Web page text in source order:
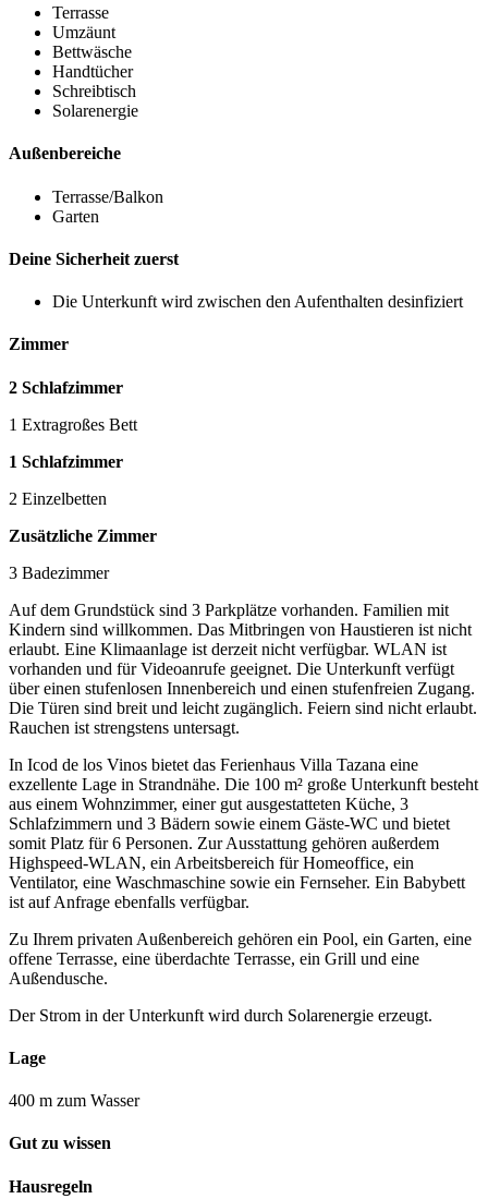
Terrasse
Umzäunt
Bettwäsche
Handtücher
Schreibtisch
Solarenergie
Außenbereiche
Terrasse/Balkon
Garten
Deine Sicherheit zuerst
Die Unterkunft wird zwischen den Aufenthalten desinfiziert
Zimmer
2 Schlafzimmer
1 Extragroßes Bett
1 Schlafzimmer
2 Einzelbetten
Zusätzliche Zimmer
3 Badezimmer
Auf dem Grundstück sind 3 Parkplätze vorhanden. Familien mit
Kindern sind willkommen. Das Mitbringen von Haustieren ist nicht
erlaubt. Eine Klimaanlage ist derzeit nicht verfügbar. WLAN ist
vorhanden und für Videoanrufe geeignet. Die Unterkunft verfügt
über einen stufenlosen Innenbereich und einen stufenfreien Zugang.
Die Türen sind breit und leicht zugänglich. Feiern sind nicht erlaubt.
Rauchen ist strengstens untersagt.
In Icod de los Vinos bietet das Ferienhaus Villa Tazana eine
exzellente Lage in Strandnähe. Die 100 m² große Unterkunft besteht
aus einem Wohnzimmer, einer gut ausgestatteten Küche, 3
Schlafzimmern und 3 Bädern sowie einem Gäste-WC und bietet
somit Platz für 6 Personen. Zur Ausstattung gehören außerdem
Highspeed-WLAN, ein Arbeitsbereich für Homeoffice, ein
Ventilator, eine Waschmaschine sowie ein Fernseher. Ein Babybett
ist auf Anfrage ebenfalls verfügbar.
Zu Ihrem privaten Außenbereich gehören ein Pool, ein Garten, eine
offene Terrasse, eine überdachte Terrasse, ein Grill und eine
Außendusche.
Der Strom in der Unterkunft wird durch Solarenergie erzeugt.
Lage
400 m zum Wasser
Gut zu wissen
Hausregeln